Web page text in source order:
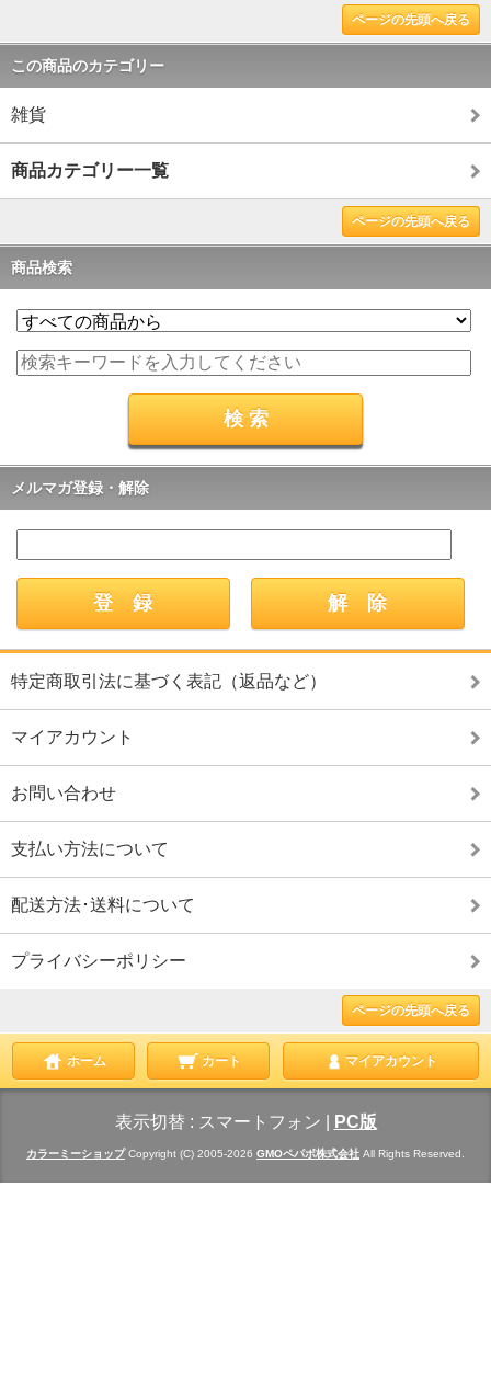
ページの先頭へ戻る
この商品のカテゴリー
雑貨
商品カテゴリー一覧
ページの先頭へ戻る
商品検索
メルマガ登録・解除
特定商取引法に基づく表記（返品など）
マイアカウント
お問い合わせ
支払い方法について
配送方法･送料について
プライバシーポリシー
ページの先頭へ戻る
ホーム カート マイアカウント
表示切替 : スマートフォン PC版
カラーミーショップCopyright (C) 2005-2026 GMOペパボ株式会社 All Rights Reserved.